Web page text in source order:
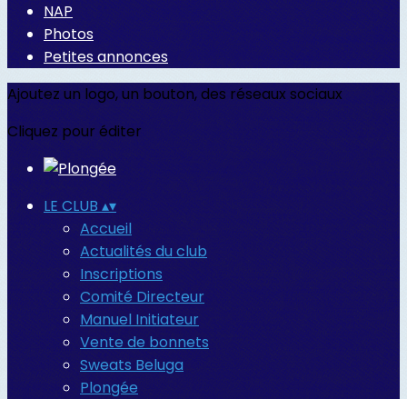
NAP
Photos
Petites annonces
Ajoutez un logo, un bouton, des réseaux sociaux
Cliquez pour éditer
LE CLUB ▴▾
Accueil
Actualités du club
Inscriptions
Comité Directeur
Manuel Initiateur
Vente de bonnets
Sweats Beluga
Plongée